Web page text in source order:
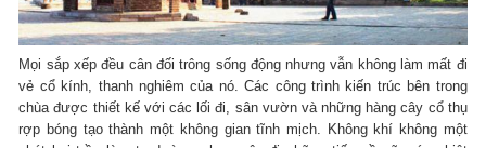
Mọi sắp xếp đều cân đối trông sống động nhưng vẫn không làm mất đi
vẻ cổ kính, thanh nghiêm của nó. Các công trình kiến trúc bên trong
chùa được thiết kế với các lối đi, sân vườn và những hàng cây cổ thụ
rợp bóng tạo thành một không gian tĩnh mịch. Không khí không một